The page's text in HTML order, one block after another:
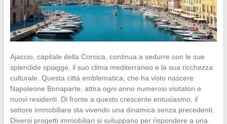
Ajaccio, capitale della Corsica, continua a sedurre con le sue
splendide spiagge, il suo clima mediterraneo e la sua ricchezza
culturale. Questa città emblematica, che ha visto nascere
Napoleone Bonaparte, attira ogni anno numerosi visitatori e
nuovi residenti. Di fronte a questo crescente entusiasmo, il
settore immobiliare sta vivendo una dinamica senza precedenti.
Diversi progetti immobiliari si sviluppano per rispondere a una